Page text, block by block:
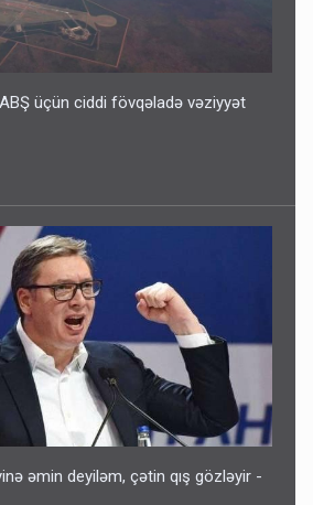
üçün ciddi fövqəladə vəziyyət
əmin deyiləm, çətin qış gözləyir -